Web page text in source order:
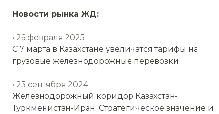
Новости рынка ЖД:
• 26 февраля 2025
С 7 марта в Казахстане увеличатся тарифы на
грузовые железнодорожные перевозки
• 23 сентября 2024
Железнодорожный коридор Казахстан-
Туркменистан-Иран: Стратегическое значение и